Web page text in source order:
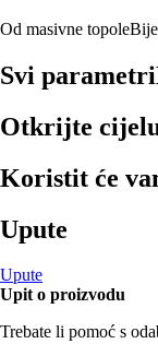
Od masivne topole
Svi parametri
Otkrijte
Koristit će
Upute
Upute
Upit o proizvodu
Trebate li pomoć s